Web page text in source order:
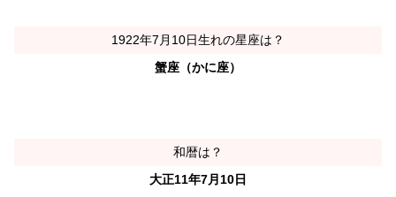
1922年7月10日生れの星座は？
蟹座（かに座）
和暦は？
大正11年7月10日